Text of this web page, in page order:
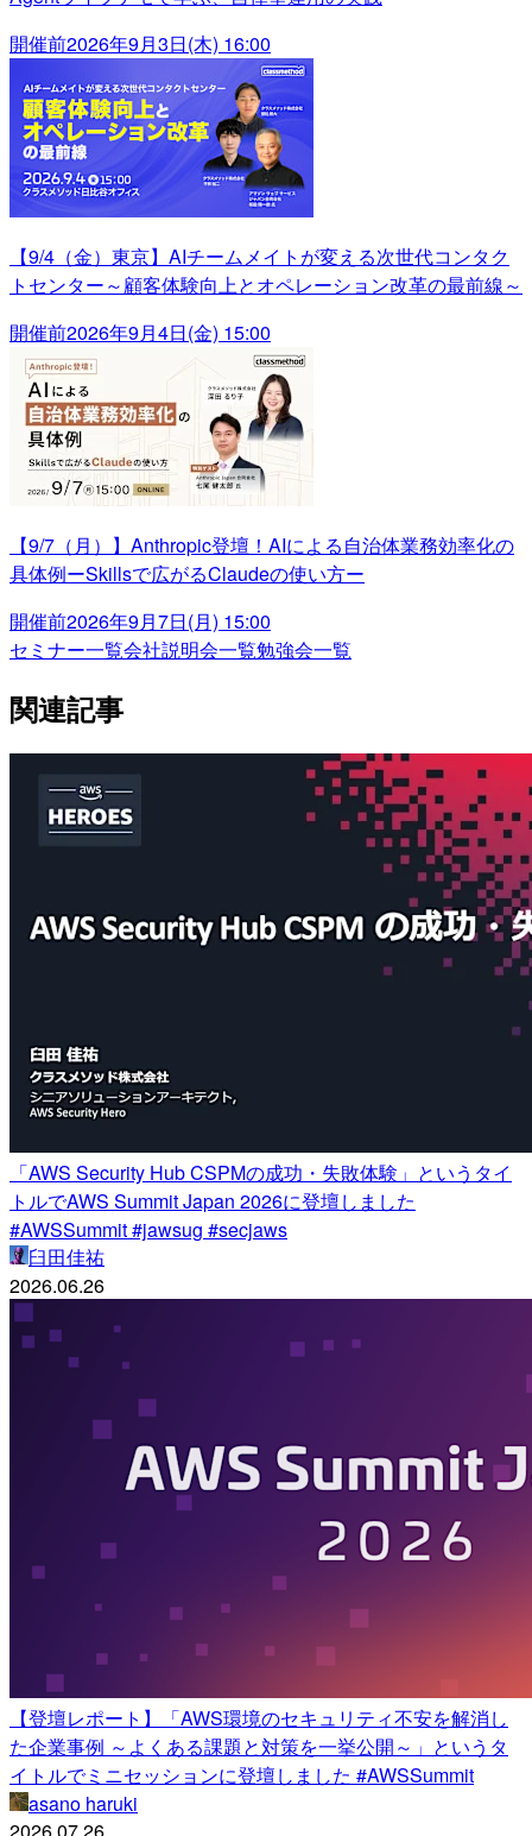
開催前2026年9月3日(木) 16:00
【9/4（金）東京】AIチームメイトが変える次世代コンタク
トセンター～顧客体験向上とオペレーション改革の最前線～
開催前2026年9月4日(金) 15:00
【9/7（月）】Anthropic登壇！AIによる自治体業務効率化の
具体例ーSkillsで広がるClaudeの使い方ー
開催前2026年9月7日(月) 15:00
セミナー一覧会社説明会一覧勉強会一覧
関連記事
「AWS Security Hub CSPMの成功・失敗体験」というタイ
トルでAWS Summit Japan 2026に登壇しました
#AWSSummit #jawsug #secjaws
臼田佳祐
2026.06.26
【登壇レポート】「AWS環境のセキュリティ不安を解消し
た企業事例 ～よくある課題と対策を一挙公開～」というタ
イトルでミニセッションに登壇しました #AWSSummit
asano haruki
2026.07.26